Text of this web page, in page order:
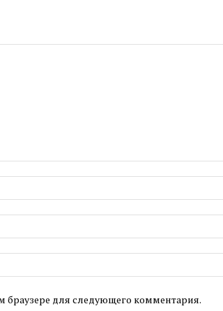
браузере для следующего комментария.